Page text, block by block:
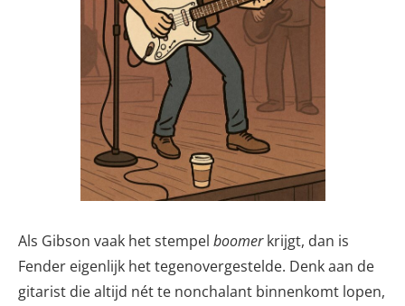
Als Gibson vaak het stempel boomerkrijgt, dan is
Fender eigenlijk het tegenovergestelde. Denk aan de
gitarist die altijd nét te nonchalant binnenkomt lopen,